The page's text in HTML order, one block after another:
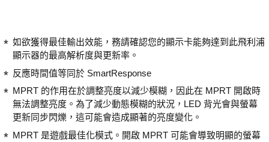
如欲獲得最佳輸出效能，務請確認您的顯示卡能夠達到此飛利浦
顯示器的最高解析度與更新率。
反應時間值等同於 SmartResponse
MPRT 的作用在於調整亮度以減少模糊，因此在 MPRT 開啟時
無法調整亮度。為了減少動態模糊的狀況，LED 背光會與螢幕
更新同步閃爍，這可能會造成顯著的亮度變化。
MPRT 是遊戲最佳化模式。開啟 MPRT 可能會導致明顯的螢幕